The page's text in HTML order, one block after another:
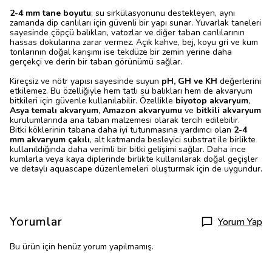
2-4 mm tane boyutu; su sirkülasyonunu destekleyen, aynı
zamanda dip canlıları için güvenli bir yapı sunar. Yuvarlak taneleri
sayesinde çöpçü balıkları, vatozlar ve diğer taban canlılarının
hassas dokularına zarar vermez. Açık kahve, bej, koyu gri ve kum
tonlarının doğal karışımı ise tekdüze bir zemin yerine daha
gerçekçi ve derin bir taban görünümü sağlar.
Kireçsiz ve nötr yapısı sayesinde suyun pH, GH ve KH değerlerini
etkilemez. Bu özelliğiyle hem tatlı su balıkları hem de akvaryum
bitkileri için güvenle kullanılabilir. Özellikle biyotop akvaryum,
Asya temalı akvaryum, Amazon akvaryumu ve bitkili akvaryum
kurulumlarında ana taban malzemesi olarak tercih edilebilir.
Bitki köklerinin tabana daha iyi tutunmasına yardımcı olan 2-4
mm akvaryum çakılı, alt katmanda besleyici substrat ile birlikte
kullanıldığında daha verimli bir bitki gelişimi sağlar. Daha ince
kumlarla veya kaya diplerinde birlikte kullanılarak doğal geçişler
ve detaylı aquascape düzenlemeleri oluşturmak için de uygundur.
Yorumlar Yorum Yap
Bu ürün için henüz yorum yapılmamış.